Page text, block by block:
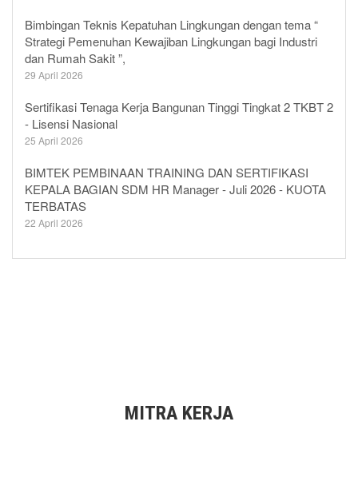
Bimbingan Teknis Kepatuhan Lingkungan dengan tema “
Strategi Pemenuhan Kewajiban Lingkungan bagi Industri
dan Rumah Sakit ”,
29 April 2026
Sertifikasi Tenaga Kerja Bangunan Tinggi Tingkat 2 TKBT 2
- Lisensi Nasional
25 April 2026
BIMTEK PEMBINAAN TRAINING DAN SERTIFIKASI
KEPALA BAGIAN SDM HR Manager - Juli 2026 - KUOTA
TERBATAS
22 April 2026
MITRA KERJA